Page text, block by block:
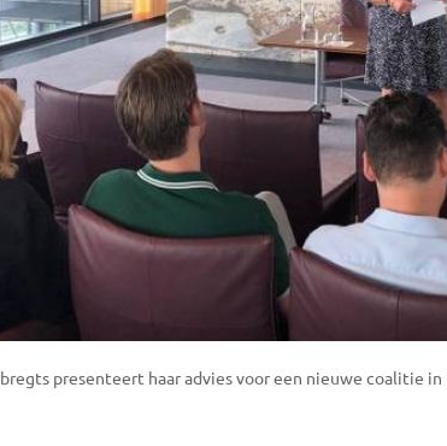
presenteert haar advies voor een nieuwe coalitie in